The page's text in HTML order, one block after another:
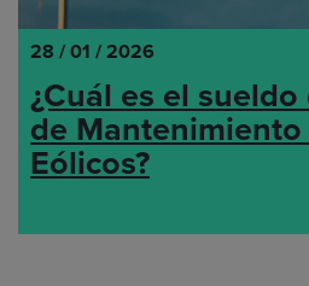
28 / 01 / 2026
¿Cuál es el
de
Eólicos?